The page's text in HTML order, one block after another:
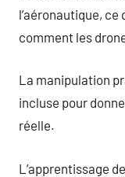
l’aéronautique,
comment les
La manipulation
incluse pour
réelle.
L’apprentissage